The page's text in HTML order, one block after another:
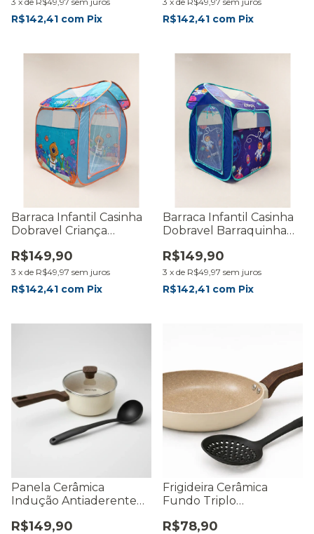
R$142,41 com Pix R$142,41 com Pix
Barraca Infantil Casinha
Dobravel Criança
Barraquinha
R$149,90
3 x de R$49,97 sem juros
R$142,41 com Pix
Barraca Infantil Casinha
Dobravel Barraquinha
R$149,90
3 x de R$49,97 sem juros
R$142,41 com Pix
Panela Cerâmica
Indução Antiaderente
Concha
R$149,90
Frigideira Cerâmica
Fundo Triplo
Indução
R$78,90